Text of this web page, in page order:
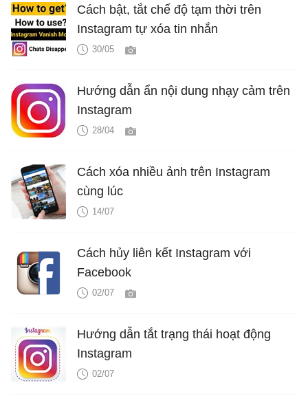
Cách bật, tắt chế độ tạm thời trên
Instagram tự xóa tin nhắn
30/05
Hướng dẫn ẩn nội dung nhạy cảm trên
Instagram
28/04
Cách xóa nhiều ảnh trên Instagram
cùng lúc
14/07
Cách hủy liên kết Instagram với
Facebook
02/07
Hướng dẫn tắt trạng thái hoạt động
Instagram
02/07